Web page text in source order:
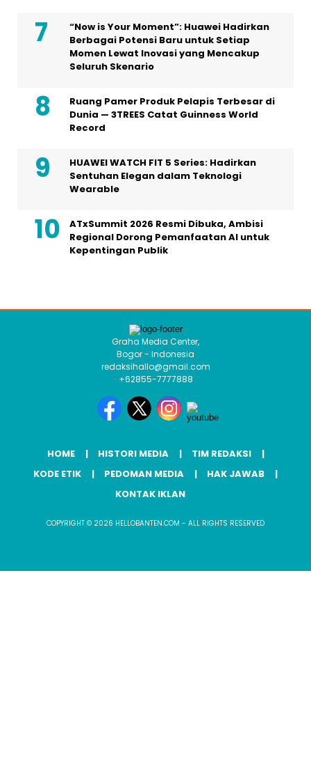
“Now is Your Moment”: Huawei Hadirkan
Berbagai Potensi Baru untuk Setiap
Momen Lewat Inovasi yang Mencakup
Seluruh Skenario
Ruang Pamer Produk Pelapis Terbesar di
Dunia — 3TREES Catat Guinness World
Record
HUAWEI WATCH FIT 5 Series: Hadirkan
Sentuhan Elegan dalam Teknologi
Wearable
ATxSummit 2026 Resmi Dibuka, Ambisi
Regional Dorong Pemanfaatan AI untuk
Kepentingan Publik
Graha Media Center,
Bogor - Indonesia
redaksihallo@gmail.com
+62855-7777888
HOME HISTORI MEDIA
TIM REDAKSI
KODE ETIK
PEDOMAN MEDIA
HAK JAWAB
KONTAK IKLAN
COPYRIGHT © 2026 HELLOBANTEN.COM - ALL RIGHTS RESERVED